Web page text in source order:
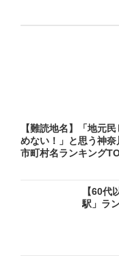
【難読地名】「地元
めない！」と思う神奈
市町村名ランキング
【60代
駅」ラ